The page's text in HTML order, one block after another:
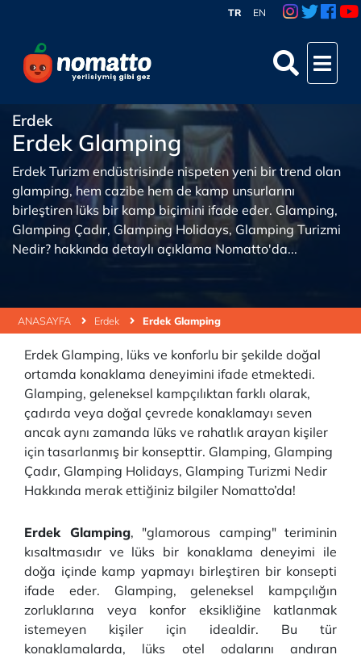
TR EN
ANASAYFA Erdek Erdek Glamping
Erdek
Erdek Glamping
Erdek Turizm endüstrisinde nispeten yeni bir trend olan
glamping, hem cazibe hem de kamp unsurlarını
birleştiren lüks bir kamp biçimini ifade eder. Glamping,
Glamping Çadır, Glamping Holidays, Glamping Turizmi
Nedir? hakkında detaylı açıklama Nomatto'da...
Erdek Glamping, lüks ve konforlu bir şekilde doğal
ortamda konaklama deneyimini ifade etmektedi.
Glamping, geleneksel kampçılıktan farklı olarak,
çadırda veya doğal çevrede konaklamayı seven
ancak aynı zamanda lüks ve rahatlık arayan kişiler
için tasarlanmış bir konsepttir. Glamping, Glamping
Çadır, Glamping Holidays, Glamping Turizmi Nedir
Hakkında merak ettiğiniz bilgiler Nomatto’da!
Erdek Glamping, "glamorous camping" teriminin
kısaltmasıdır ve lüks bir konaklama deneyimi ile
doğa içinde kamp yapmayı birleştiren bir konsepti
ifade eder. Glamping, geleneksel kampçılığın
zorluklarına veya konfor eksikliğine katlanmak
istemeyen kişiler için idealdir. Bu tür
konaklamalarda, lüks otel odalarını andıran